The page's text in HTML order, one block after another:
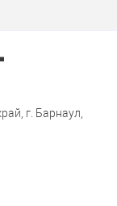
г. Барнаул,